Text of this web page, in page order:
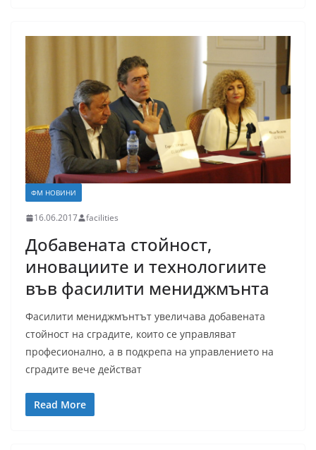
ФМ НОВИНИ
16.06.2017 facilities
Добавената стойност,
иновациите и технологиите
във фасилити мениджмънта
Фасилити мениджмънтът увеличава добавената
стойност на сградите, които се управляват
професионално, а в подкрепа на управлението на
сградите вече действат
Read More